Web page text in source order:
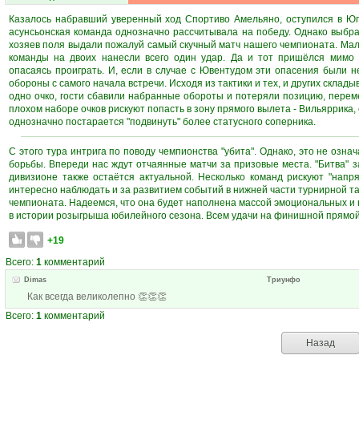
Казалось набравший уверенный ход Спортиво Амельяно, оступился в
асунсьонская команда однозначно рассчитывала на победу. Однако
хозяев поля выдали пожалуй самый скучный матч нашего чемпионата.
команды на двоих нанесли всего один удар. Да и тот пришёлся мимо
опасаясь проиграть. И, если в случае с Ювентудом эти опасения были
обороны с самого начала встречи. Исходя из тактики и тех, и других
одно очко, гости сбавили набранные обороты и потеряли позицию,
плохом наборе очков рискуют попасть в зону прямого вылета -
однозначно постарается "подвинуть" более статусного соперника.
С этого тура интрига по поводу чемпионства "убита". Однако, это не
борьбы. Впереди нас ждут отчаянные матчи за призовые места. "Битва"
дивизионе также остаётся актуальной. Несколько команд рискуют
интересно наблюдать и за развитием событий в нижней части турнирной
чемпионата. Надеемся, что она будет наполнена массой эмоциональных и
в истории розыгрыша юбилейного сезона. Всем удачи на финишной
+19
Всего: 1 комментарий
Dimas Триунфо
Как всегда великолепно 👏👏👏
Всего: 1 комментарий
Назад